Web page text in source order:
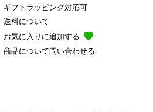
ギフトラッピング対応可
送料について
お気に入りに追加する
商品について問い合わせる